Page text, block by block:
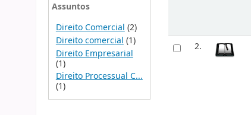
Assuntos
Direito Comercial (2)
Direito comercial (1)
Direito Empresarial
(1)
Direito Processual C...
(1)
2.